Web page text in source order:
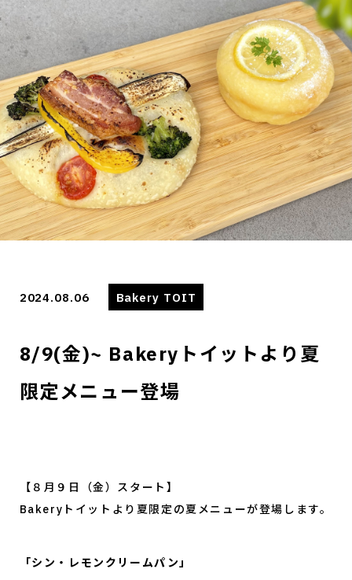
2024.08.06 Bakery TOIT
8/9(金)~ Bakeryトイットより夏
限定メニュー登場
【８月９日（金）スタート】
Bakeryトイットより夏限定の夏メニューが登場します。
「シン・レモンクリームパン」